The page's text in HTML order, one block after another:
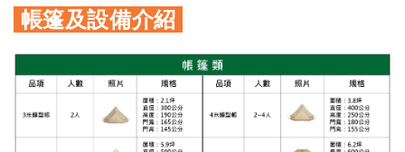
帳篷及設備介紹